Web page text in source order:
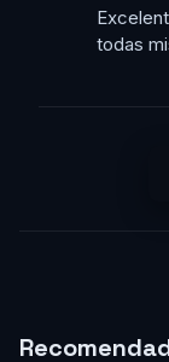
todas